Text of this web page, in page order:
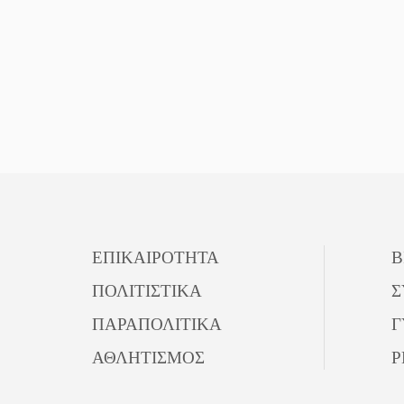
ΕΠΙΚΑΙΡΟΤΗΤΑ
ΠΟΛΙΤΙΣΤΙΚΑ
ΠΑΡΑΠΟΛΙΤΙΚΑ
ΑΘΛΗΤΙΣΜΟΣ